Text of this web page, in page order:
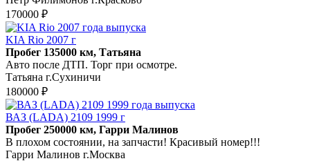
170000 ₽
KIA Rio 2007 г
Пробег 135000 км, Татьяна
Авто после ДТП. Торг при осмотре.
Татьяна г.Сухиничи
180000 ₽
ВАЗ (LADA) 2109 1999 г
Пробег 250000 км, Гарри Малинов
В плохом состоянии, на запчасти! Красивый номер!!!
Гарри Малинов г.Москва